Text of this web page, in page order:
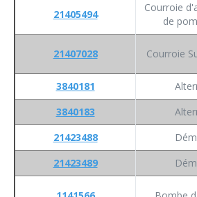
21405494
Courroie
de
21407028 Courroie
3840181
3840183
21423488
21423489